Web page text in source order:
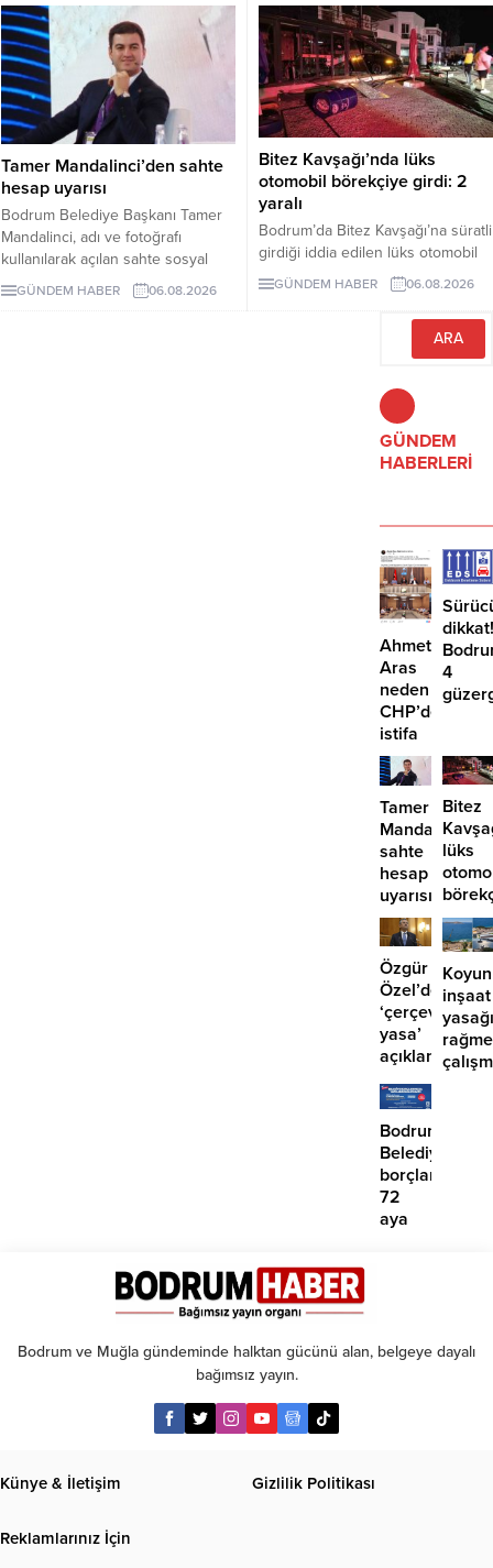
tutumu ve CHP yönetiminin
sessizliği tartışılıyor.
Tamer Mandalinci’den sahte
hesap uyarısı
Bodrum Belediye Başkanı Tamer
Mandalinci, adı ve fotoğrafı
kullanılarak açılan sahte sosyal
medya hesaplarına karşı uyarıda
bulundu. Mandalinci, tek resmî
GÜNDEM HABER 06.08.2026
Bitez Kavşağı’nda lüks
otomobil börekçiye girdi: 2
yaralı
Bodrum’da Bitez Kavşağı’na süratli
girdiği iddia edilen lüks otomobil
börekçiye girdi. Kazada sürücü ve
GÜNDEM HABER 06.08.2026
GÜNDEM
HABERLERİ
Ahmet
Aras
neden
CHP’den
istifa
etmiyor?
dikkat!
4
Tamer
sahte
hesap
uyarısı
Bitez
lüks
girdi:
2
Özgür
Özel’den
‘çerçeve
yasa’
açıklaması:
‘İmza
atma
çabamız
yok’
inşaat
Bodrum
borçlara
72
aya
Bodrum ve Muğla gündeminde halktan gücünü alan, belgeye dayalı
bağımsız yayın.
Künye & İletişim Gizlilik Politikası
Reklamlarınız İçin